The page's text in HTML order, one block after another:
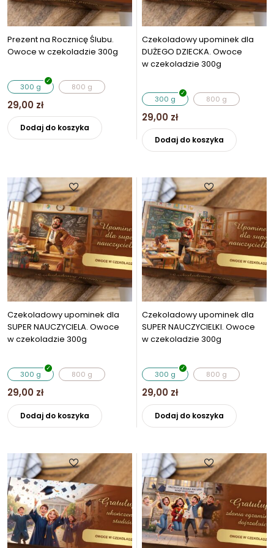
Prezent na Rocznicę Ślubu.
Owoce w czekoladzie 300g
300 g 800 g
29,00 zł
Dodaj do koszyka
wariantów.
Opcje
można
wybrać
na
stronie
produktu
Czekoladowy upominek dla
DUŻEGO DZIECKA. Owoce
w czekoladzie 300g
300 g 800 g
29,00 zł
Dodaj do koszyka
wiele
Opcje
można
wybrać
na
stronie
Czekoladowy upominek dla
SUPER NAUCZYCIELA. Owoce
w czekoladzie 300g
300 g 800 g
29,00 zł
Dodaj do koszyka
wiele
wariantów.
Opcje
można
wybrać
stronie
Czekoladowy upominek dla
SUPER NAUCZYCIELKI. Owoce
w czekoladzie 300g
300 g 800 g
29,00 zł
Dodaj do koszyka
wiele
Opcje
wybrać
na
stronie